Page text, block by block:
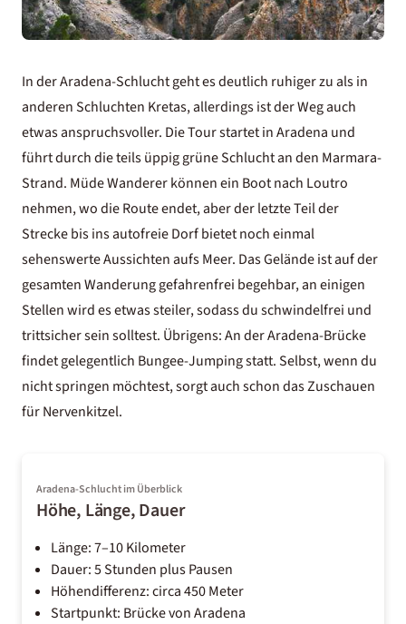
In der Aradena-Schlucht geht es deutlich ruhiger zu als in
anderen Schluchten Kretas, allerdings ist der Weg auch
etwas anspruchsvoller. Die Tour startet in Aradena und
führt durch die teils üppig grüne Schlucht an den Marmara-
Strand. Müde Wanderer können ein Boot nach Loutro
nehmen, wo die Route endet, aber der letzte Teil der
Strecke bis ins autofreie Dorf bietet noch einmal
sehenswerte Aussichten aufs Meer. Das Gelände ist auf der
gesamten Wanderung gefahrenfrei begehbar, an einigen
Stellen wird es etwas steiler, sodass du schwindelfrei und
trittsicher sein solltest. Übrigens: An der Aradena-Brücke
findet gelegentlich Bungee-Jumping statt. Selbst, wenn du
nicht springen möchtest, sorgt auch schon das Zuschauen
für Nervenkitzel.
Aradena-Schlucht im Überblick
Höhe, Länge, Dauer
Länge: 7–10 Kilometer
Dauer: 5 Stunden plus Pausen
Höhendifferenz: circa 450 Meter
Startpunkt: Brücke von Aradena